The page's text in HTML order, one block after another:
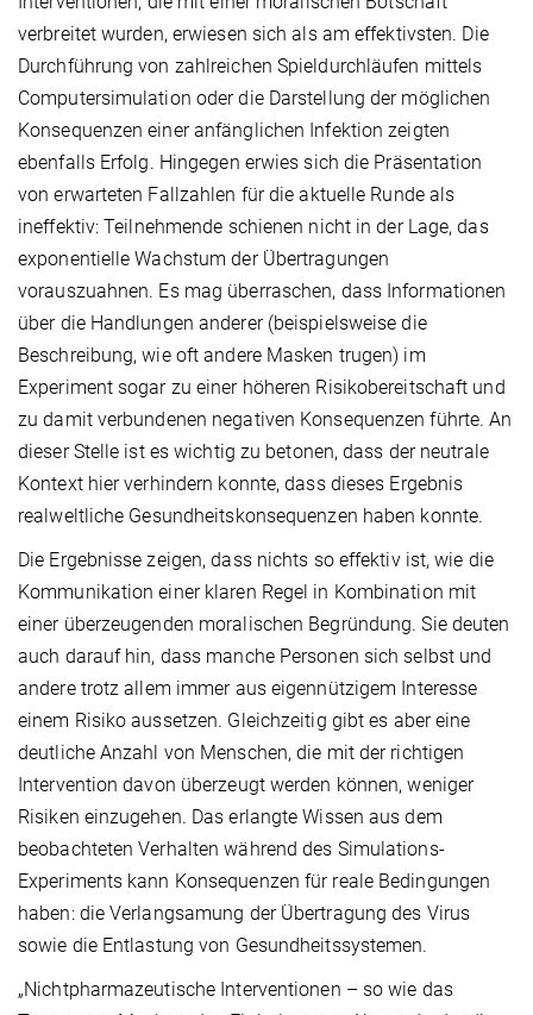
verbreitet wurden, erwiesen sich als am effektivsten. Die
Durchführung von zahlreichen Spieldurchläufen mittels
Computersimulation oder die Darstellung der möglichen
Konsequenzen einer anfänglichen Infektion zeigten
ebenfalls Erfolg. Hingegen erwies sich die Präsentation
von erwarteten Fallzahlen für die aktuelle Runde als
ineffektiv: Teilnehmende schienen nicht in der Lage, das
exponentielle Wachstum der Übertragungen
vorauszuahnen. Es mag überraschen, dass Informationen
über die Handlungen anderer (beispielsweise die
Beschreibung, wie oft andere Masken trugen) im
Experiment sogar zu einer höheren Risikobereitschaft und
zu damit verbundenen negativen Konsequenzen führte. An
dieser Stelle ist es wichtig zu betonen, dass der neutrale
Kontext hier verhindern konnte, dass dieses Ergebnis
realweltliche Gesundheitskonsequenzen haben konnte.
Die Ergebnisse zeigen, dass nichts so effektiv ist, wie die
Kommunikation einer klaren Regel in Kombination mit
einer überzeugenden moralischen Begründung. Sie deuten
auch darauf hin, dass manche Personen sich selbst und
andere trotz allem immer aus eigennützigem Interesse
einem Risiko aussetzen. Gleichzeitig gibt es aber eine
deutliche Anzahl von Menschen, die mit der richtigen
Intervention davon überzeugt werden können, weniger
Risiken einzugehen. Das erlangte Wissen aus dem
beobachteten Verhalten während des Simulations-
Experiments kann Konsequenzen für reale Bedingungen
haben: die Verlangsamung der Übertragung des Virus
sowie die Entlastung von Gesundheitssystemen.
„Nichtpharmazeutische Interventionen – so wie das